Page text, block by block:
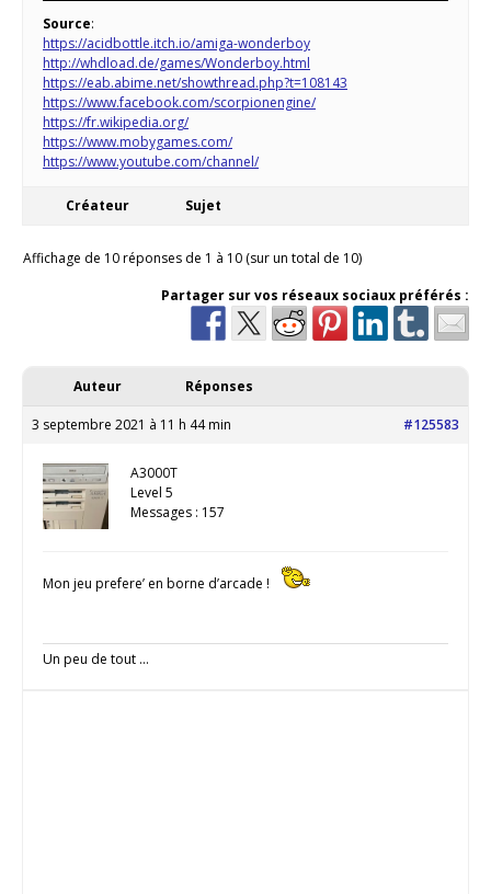
Source:
https://acidbottle.itch.io/amiga-wonderboy
http://whdload.de/games/Wonderboy.html
https://eab.abime.net/showthread.php?t=108143
https://www.facebook.com/scorpionengine/
https://fr.wikipedia.org/
https://www.mobygames.com/
https://www.youtube.com/channel/
Créateur Sujet
Affichage de 10 réponses de 1 à 10 (sur un total de 10)
Partager sur vos réseaux sociaux préférés :
Auteur Réponses
3 septembre 2021 à 11 h 44 min #125583
A3000T
Level 5
Messages : 157
Mon jeu prefere’ en borne d’arcade !
Un peu de tout ...